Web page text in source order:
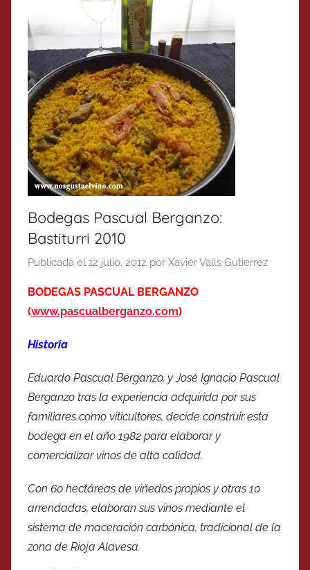
Bodegas Pascual Berganzo:
Bastiturri 2010
Publicada el 12 julio, 2012 por Xavier Valls Gutierrez
BODEGAS PASCUAL BERGANZO
(www.pascualberganzo.com)
Historia
Eduardo Pascual Berganzo, y José Ignacio Pascual
Berganzo tras la experiencia adquirida por sus
familiares como viticultores, decide construir esta
bodega en el año 1982 para elaborar y
comercializar vinos de alta calidad.
Con 60 hectáreas de viñedos propios y otras 10
arrendadas, elaboran sus vinos mediante el
sistema de maceración carbónica, tradicional de la
zona de Rioja Alavesa.